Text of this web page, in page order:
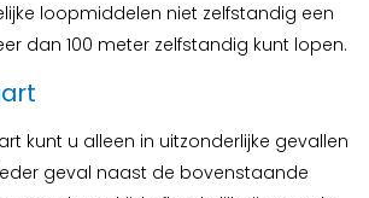
loopmiddelen niet zelfstandig een
dan 100 meter zelfstandig kunt lopen.
kunt u alleen in uitzonderlijke gevallen
geval naast de bovenstaande